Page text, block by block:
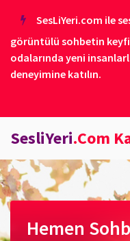
SesLiYeri.com ile
görüntülü sohbetin
odalarında yeni
deneyimine katılın.
SesliYeri.Com
Hemen